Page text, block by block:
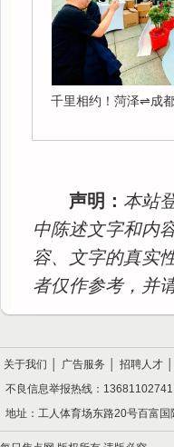
千里相约！菏泽⇌成
声明： 本站
中陈述文字和内
容、文字的真实
者仅作参考，并
关于我们 广告服务 招聘人才
不良信息举报热线：
地址：工人体育场东路20号百富